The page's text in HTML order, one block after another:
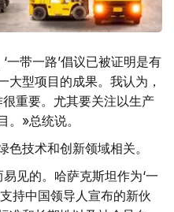
一带一路’倡议已被证明是有
大型项目的成果。我认为，
很重要。尤其要关注以生产
»总统说。
技术和创新领域相关。
见的。哈萨克斯坦作为‘一
持中国领导人宣布的新伙